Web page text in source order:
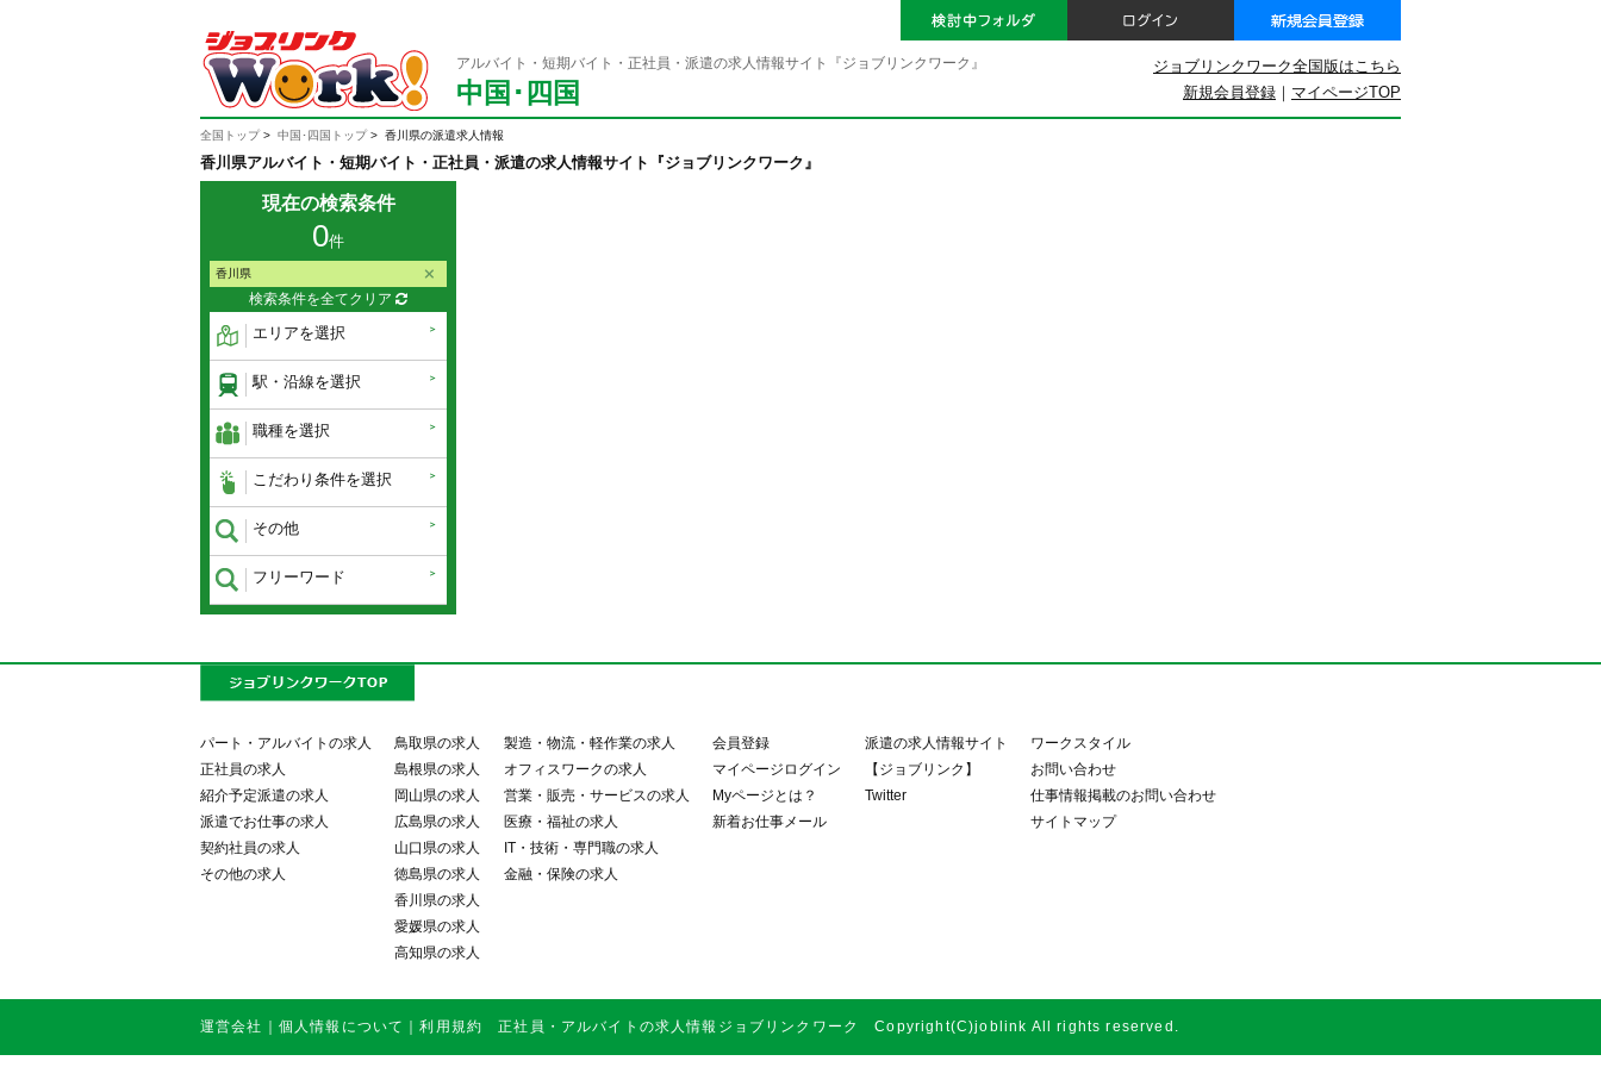
アルバイト・短期バイト・正社員・派遣の求人情報サイト『ジョブリンクワーク』
中国･四国
ジョブリンクワーク全国版はこちら
マイページTOP
新規会員登録 ｜
全国トップ 中国･四国トップ 香川県の派遣求人情報
香川県アルバイト・短期バイト・正社員・派遣の求人情報サイト『ジョブリンクワーク』
現在の検索条件
0件
香川県
検索条件を全てクリア
エリアを選択
駅・沿線を選択
職種を選択
こだわり条件を選択
その他
フリーワード
パート・アルバイトの求人
正社員の求人
紹介予定派遣の求人
派遣でお仕事の求人
契約社員の求人
その他の求人
鳥取県の求人
島根県の求人
岡山県の求人
広島県の求人
山口県の求人
徳島県の求人
香川県の求人
愛媛県の求人
高知県の求人
製造・物流・軽作業の求人
オフィスワークの求人
営業・販売・サービスの求人
医療・福祉の求人
IT・技術・専門職の求人
金融・保険の求人
会員登録
マイページログイン
Myページとは？
新着お仕事メール
派遣の求人情報サイト
【ジョブリンク】
Twitter
ワークスタイル
お問い合わせ
仕事情報掲載のお問い合わせ
サイトマップ
運営会社 ｜ 個人情報について ｜利用規約 正社員・アルバイトの求人情報ジョブリンクワーク Copyright(C)joblink All rights reserved.